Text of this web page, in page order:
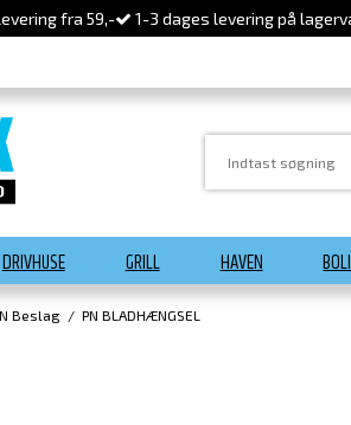
fra 59,- 1-3 dages levering på
DRIVHUSE GRILL HAVEN
Beslag / PN BLADHÆNGSEL